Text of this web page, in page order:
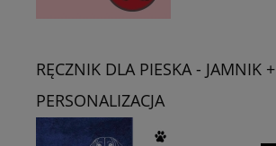
RĘCZNIK DLA PIESKA - JAMNIK +
PERSONALIZACJA